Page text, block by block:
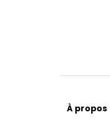
À propos